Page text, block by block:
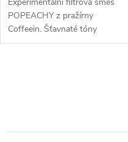
u
k
u
POPEACHY z pražírny
Coffeein. Šťavnaté tóny
broskve, pomeranče,
l